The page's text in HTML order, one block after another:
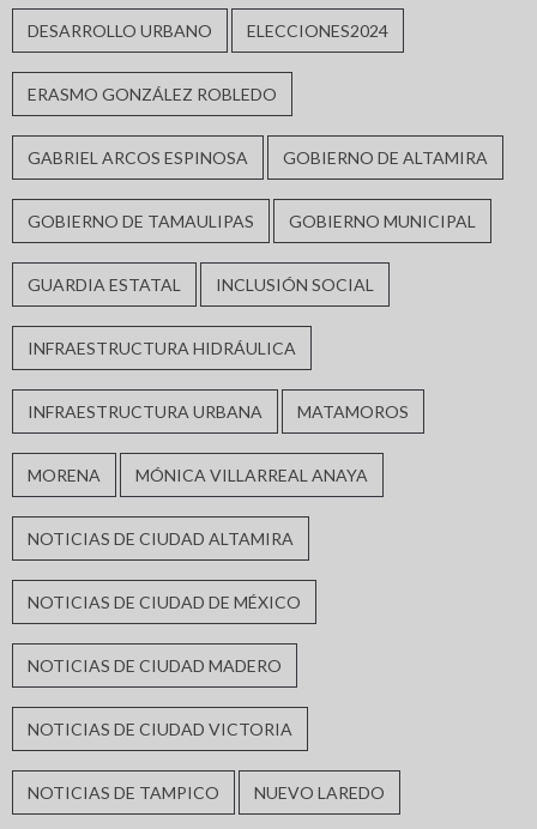
DESARROLLO URBANO ELECCIONES2024
ERASMO GONZÁLEZ ROBLEDO
GABRIEL ARCOS ESPINOSA GOBIERNO DE ALTAMIRA
GOBIERNO DE TAMAULIPAS GOBIERNO MUNICIPAL
GUARDIA ESTATAL INCLUSIÓN SOCIAL
INFRAESTRUCTURA HIDRÁULICA
INFRAESTRUCTURA URBANA MATAMOROS
MORENA MÓNICA VILLARREAL ANAYA
NOTICIAS DE CIUDAD ALTAMIRA
NOTICIAS DE CIUDAD DE MÉXICO
NOTICIAS DE CIUDAD MADERO
NOTICIAS DE CIUDAD VICTORIA
NOTICIAS DE TAMPICO NUEVO LAREDO